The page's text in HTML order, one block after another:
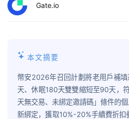
Gate.io
本文摘要
幣安2026年召回計劃將老用戶補
天、休眠180天雙雙縮短至90天，
天無交易、未綁定邀請碼」條件的
新綁定，獲取10%-20%手續費折扣